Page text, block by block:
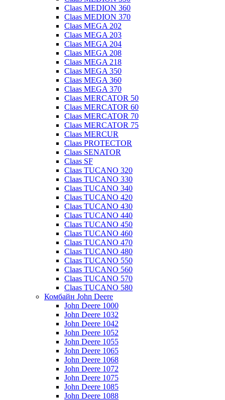
Claas MEDION 360
Claas MEDION 370
Claas MEGA 202
Claas MEGA 203
Claas MEGA 204
Claas MEGA 208
Claas MEGA 218
Claas MEGA 350
Claas MEGA 360
Claas MEGA 370
Claas MERCATOR 50
Claas MERCATOR 60
Claas MERCATOR 70
Claas MERCATOR 75
Claas MERCUR
Claas PROTECTOR
Claas SENATOR
Claas SF
Claas TUCANO 320
Claas TUCANO 330
Claas TUCANO 340
Claas TUCANO 420
Claas TUCANO 430
Claas TUCANO 440
Claas TUCANO 450
Claas TUCANO 460
Claas TUCANO 470
Claas TUCANO 480
Claas TUCANO 550
Claas TUCANO 560
Claas TUCANO 570
Claas TUCANO 580
Комбайн John Deere
John Deere 1000
John Deere 1032
John Deere 1042
John Deere 1052
John Deere 1055
John Deere 1065
John Deere 1068
John Deere 1072
John Deere 1075
John Deere 1085
John Deere 1088